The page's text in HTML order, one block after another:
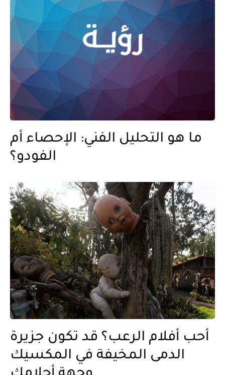
ما هو التحليل الفني: الإحصاء أم
الفودو؟
أحب أفلام الرعب؟ قد تكون جزيرة
الدمى المخيفة في المكسيك